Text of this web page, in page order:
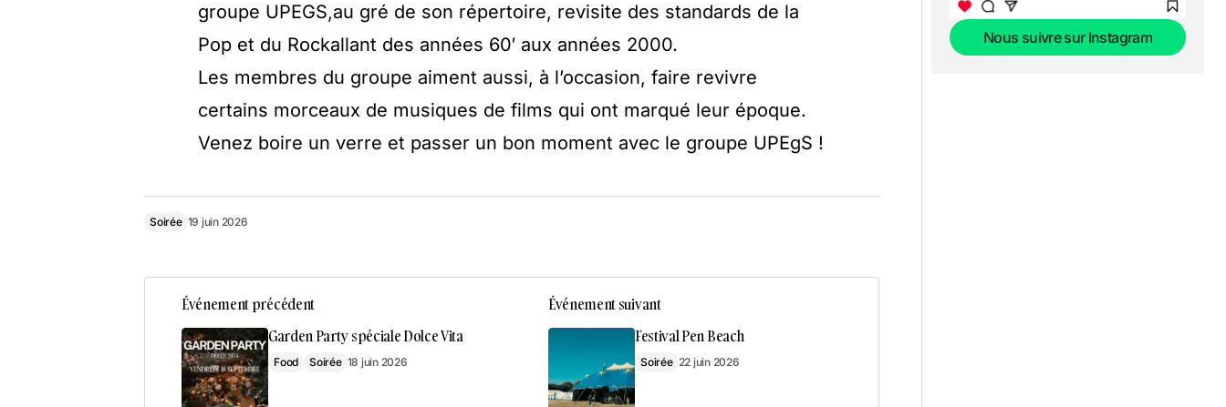
groupe UPEGS,au gré de son répertoire, revisite des standards de la
Pop et du Rockallant des années 60′ aux années 2000.
Les membres du groupe aiment aussi, à l’occasion, faire revivre
certains morceaux de musiques de films qui ont marqué leur époque.
Venez boire un verre et passer un bon moment avec le groupe UPEgS !
Soirée 19 juin 2026
Événement précédent
Garden Party spéciale Dolce Vita
Food Soirée 18 juin 2026
Événement suivant
Festival Pen Beach
Soirée 22 juin 2026
Nous suivre sur Instagram